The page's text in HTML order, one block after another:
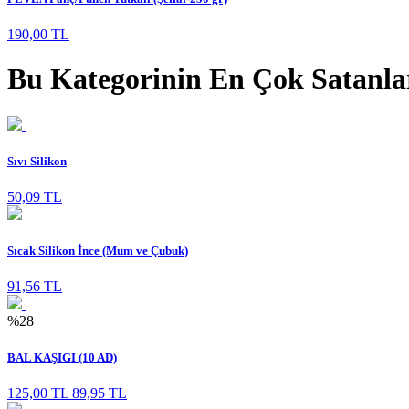
190,00 TL
Bu Kategorinin En Çok
Sıvı Silikon
50,09 TL
Sıcak Silikon İnce (Mum ve Çubuk)
91,56 TL
%28
BAL KAŞIGI (10 AD)
125,00 TL 89,95 TL